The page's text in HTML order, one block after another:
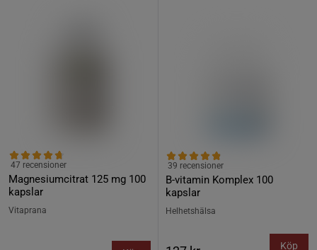
Magnesiumcitrat 125 mg 100
kapslar
47 recensioner
Vitaprana
B-vitamin Komplex 100
kapslar
39 recensioner
Helhetshälsa
Köp